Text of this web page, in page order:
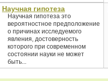
Научная гипотеза
Научная гипотеза это
вероятностное предположение
о причинах исследуемого
явления, достоверность
которого при современном
состоянии науки не может
быть...